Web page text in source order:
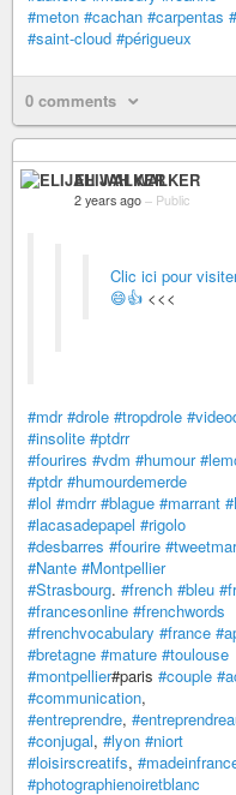
#meton #cachan #carpentas
#saint-cloud #périgueux
0 comments
ELIJAH WALKER
2 years ago – Public
Clic ici pour
😄👍 <<<
#mdr #drole #tropdrole
#insolite #ptdrr
#fourires #vdm #humour
#ptdr #humourdemerde
#lol #mdrr #blague #marrant
#lacasadepapel #rigolo
#desbarres #fourire
#Nante #Montpellier
#Strasbourg. #french #bleu
#francesonline #frenchwords
#frenchvocabulary #france
#bretagne #mature #toulouse
#montpellier#paris #couple
#communication,
#entreprendre,
#conjugal, #lyon #niort
#loisirscreatifs,
#photographienoiretblanc